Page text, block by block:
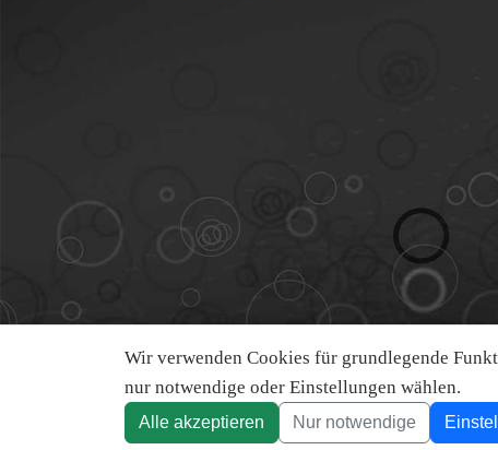
Wir verwenden Cookies für grundlegende
nur notwendige oder Einstellungen wählen.
Alle akzeptieren Nur notwendige